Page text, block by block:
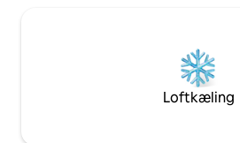
Loftkæling